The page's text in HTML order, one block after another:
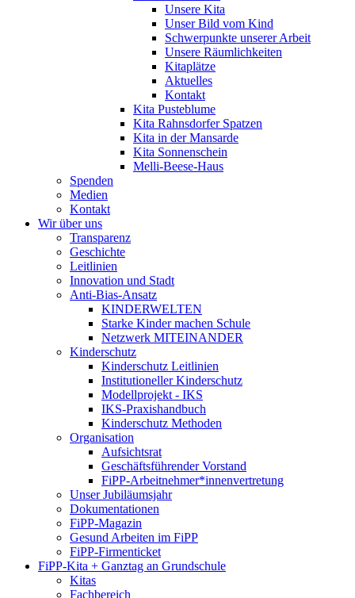
Unsere Kita
Unser Bild vom Kind
Schwerpunkte unserer Arbeit
Unsere Räumlichkeiten
Kitaplätze
Aktuelles
Kontakt
Kita Pusteblume
Kita Rahnsdorfer Spatzen
Kita in der Mansarde
Kita Sonnenschein
Melli-Beese-Haus
Spenden
Medien
Kontakt
Wir über uns
Transparenz
Geschichte
Leitlinien
Innovation und Stadt
Anti-Bias-Ansatz
KINDERWELTEN
Starke Kinder machen Schule
Netzwerk MITEINANDER
Kinderschutz
Kinderschutz Leitlinien
Institutioneller Kinderschutz
Modellprojekt - IKS
IKS-Praxishandbuch
Kinderschutz Methoden
Organisation
Aufsichtsrat
Geschäftsführender Vorstand
FiPP-Arbeitnehmer*​innenvertretung
Unser Jubiläumsjahr
Dokumentationen
FiPP-Magazin
Gesund Arbeiten im FiPP
FiPP-Firmenticket
FiPP-Kita + Ganztag an Grundschule
Kitas
Fachbereich